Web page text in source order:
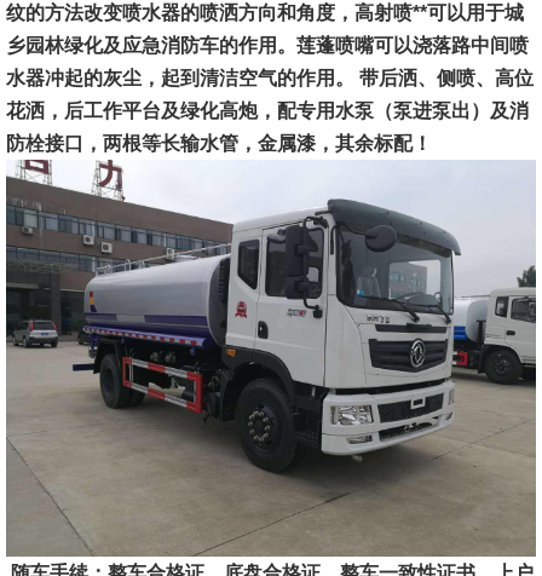
纹的方法改变喷水器的喷洒方向和角度，高射喷**可以用于城
乡园林绿化及应急消防车的作用。莲蓬喷嘴可以浇落路中间喷
水器冲起的灰尘，起到清洁空气的作用。 带后洒、侧喷、高位
花洒，后工作平台及绿化高炮，配专用水泵（泵进泵出）及消
防栓接口，两根等长输水管，金属漆，其余标配！